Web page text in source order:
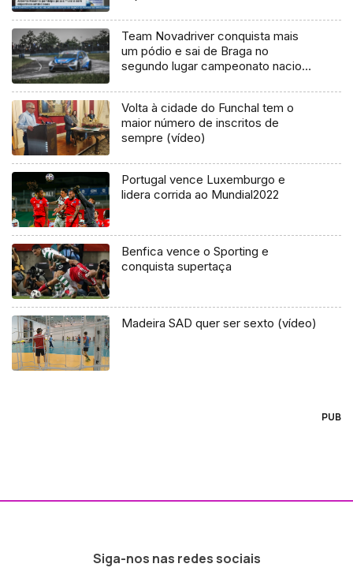
Team Novadriver conquista mais
um pódio e sai de Braga no
segundo lugar campeonato nacional
Volta à cidade do Funchal tem o
maior número de inscritos de
sempre (vídeo)
Portugal vence Luxemburgo e
lidera corrida ao Mundial2022
Benfica vence o Sporting e
conquista supertaça
Madeira SAD quer ser sexto (vídeo)
PUB
Siga-nos nas redes sociais